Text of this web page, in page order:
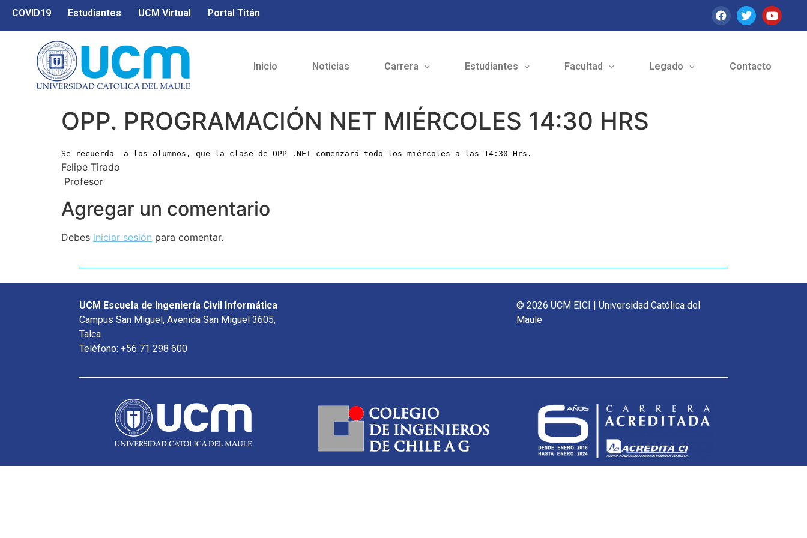
COVID19 Estudiantes UCM Virtual Portal Titán
Inicio Noticias Carrera Estudiantes Facultad Legado Contacto
OPP. PROGRAMACIÓN NET MIÉRCOLES 14:30 HRS
Se recuerda a los alumnos, que la clase de OPP .NET comenzará todo los miércoles a las 14:30 Hrs.
Felipe Tirado
Profesor
Agregar un comentario
Debes iniciar sesión para comentar.
UCM Escuela de Ingeniería Civil Informática
Campus San Miguel, Avenida San Miguel 3605,
Talca.
Teléfono: +56 71 298 600
© 2026 UCM EICI | Universidad Católica del
Maule